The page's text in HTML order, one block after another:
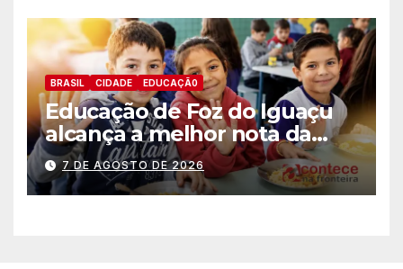
BRASIL CIDADE EDUCAÇÃ0
Educação de Foz do Iguaçu
alcança a melhor nota da
história no IDEB
7 DE AGOSTO DE 2026